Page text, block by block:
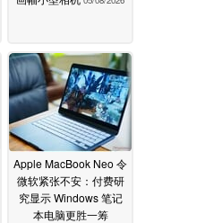
Apple MacBook Neo 令
微软紧张不安：付费研
究显示 Windows 笔记
本电脑更胜一筹